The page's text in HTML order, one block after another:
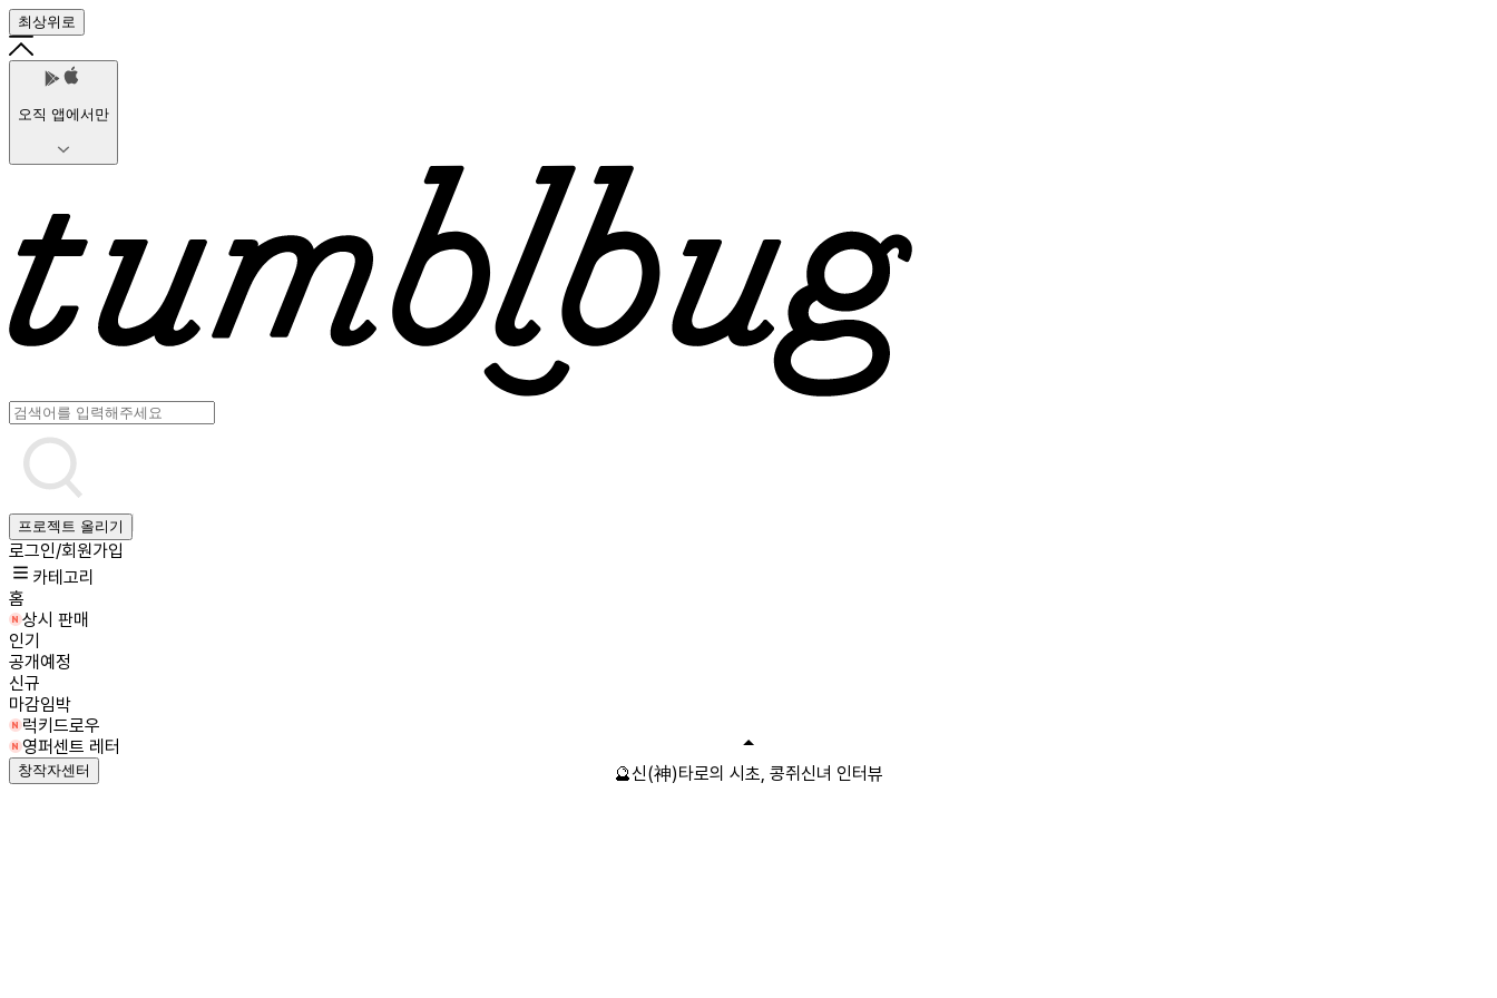
최상위로
오직 앱에서만
프로젝트 올리기
로그인/회원가입
카테고리
홈
상시 판매
인기
공개예정
신규
마감임박
럭키드로우
영퍼센트 레터
창작자센터 🔮신(神)타로의 시초, 콩쥐신녀 인터뷰